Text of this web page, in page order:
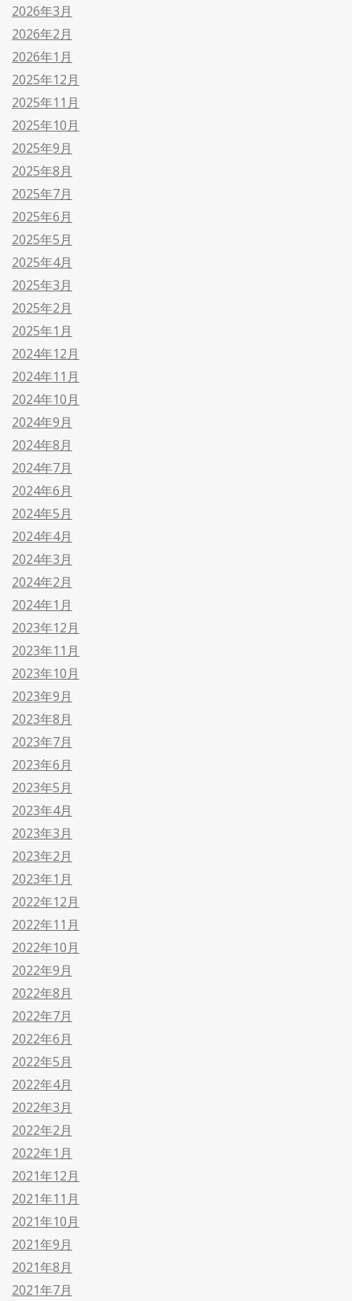
2026年3月
2026年2月
2026年1月
2025年12月
2025年11月
2025年10月
2025年9月
2025年8月
2025年7月
2025年6月
2025年5月
2025年4月
2025年3月
2025年2月
2025年1月
2024年12月
2024年11月
2024年10月
2024年9月
2024年8月
2024年7月
2024年6月
2024年5月
2024年4月
2024年3月
2024年2月
2024年1月
2023年12月
2023年11月
2023年10月
2023年9月
2023年8月
2023年7月
2023年6月
2023年5月
2023年4月
2023年3月
2023年2月
2023年1月
2022年12月
2022年11月
2022年10月
2022年9月
2022年8月
2022年7月
2022年6月
2022年5月
2022年4月
2022年3月
2022年2月
2022年1月
2021年12月
2021年11月
2021年10月
2021年9月
2021年8月
2021年7月